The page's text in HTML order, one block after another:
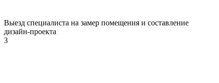
Выезд специалиста на замер помещения и составление
дизайн-проекта
3